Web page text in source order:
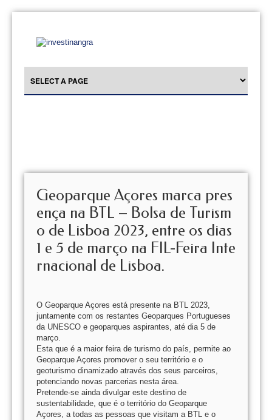
Geoparque Açores marca pres
ença na BTL – Bolsa de Turism
o de Lisboa 2023, entre os dias
1 e 5 de março na FIL-Feira Inte
rnacional de Lisboa.
O Geoparque Açores está presente na BTL 2023,
juntamente com os restantes Geoparques Portugueses
da UNESCO e geoparques aspirantes, até dia 5 de
março.
Esta que é a maior feira de turismo do país, permite ao
Geoparque Açores promover o seu território e o
geoturismo dinamizado através dos seus parceiros,
potenciando novas parcerias nesta área.
Pretende-se ainda divulgar este destino de
sustentabilidade, que é o território do Geoparque
Açores, a todas as pessoas que visitam a BTL e o